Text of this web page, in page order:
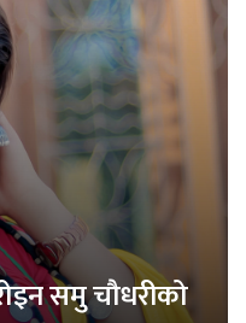
समु चौधरीको